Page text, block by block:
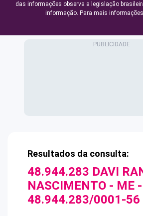
das informações observa a legislação
informação. Para mais
Resultados da consulta:
48.944.283 DAVI
NASCIMENTO - ME
48.944.283/0001-56